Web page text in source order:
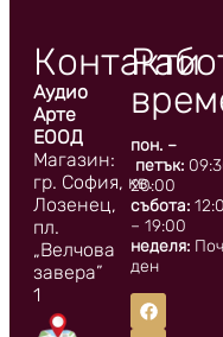
Контакти
Аудио
Арте
ЕООД
Магазин:
гр. София, кв.
Лозенец,
пл.
„Велчова
завера”
1
пон. –
петък:
20:00
събота:
– 19:00
неделя:
ден